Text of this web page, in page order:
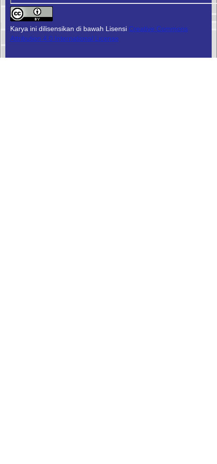
Karya ini dilisensikan di bawah Lisensi Creative Commons
Attribution 4.0 International License